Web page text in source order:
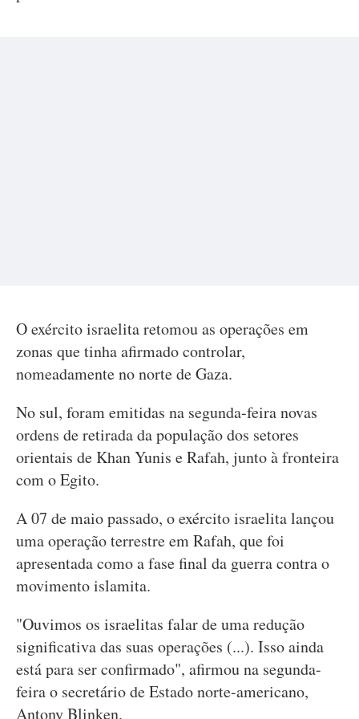
O exército israelita retomou as operações em
zonas que tinha afirmado controlar,
nomeadamente no norte de Gaza.
No sul, foram emitidas na segunda-feira novas
ordens de retirada da população dos setores
orientais de Khan Yunis e Rafah, junto à fronteira
com o Egito.
A 07 de maio passado, o exército israelita lançou
uma operação terrestre em Rafah, que foi
apresentada como a fase final da guerra contra o
movimento islamita.
"Ouvimos os israelitas falar de uma redução
significativa das suas operações (...). Isso ainda
está para ser confirmado", afirmou na segunda-
feira o secretário de Estado norte-americano,
Antony Blinken.